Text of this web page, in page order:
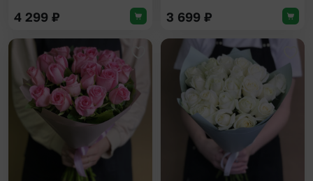
4 299 ₽ 3 699 ₽
Добавить в избранное